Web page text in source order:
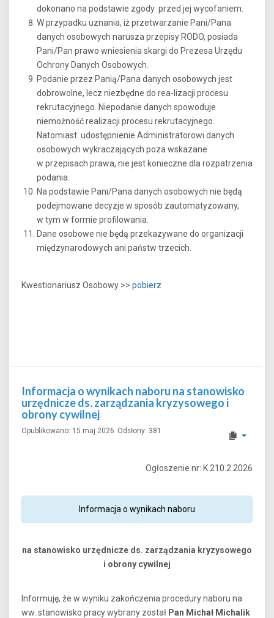
dokonano na podstawie zgody przed jej wycofaniem.
W przypadku uznania, iż przetwarzanie Pani/Pana
danych osobowych narusza przepisy RODO, posiada
Pani/Pan prawo wniesienia skargi do Prezesa Urzędu
Ochrony Danych Osobowych.
Podanie przez Panią/Pana danych osobowych jest
dobrowolne, lecz niezbędne do rea-lizacji procesu
rekrutacyjnego. Niepodanie danych spowoduje
niemożność realizacji procesu rekrutacyjnego.
Natomiast udostępnienie Administratorowi danych
osobowych wykraczających poza wskazane
w przepisach prawa, nie jest konieczne dla rozpatrzenia
podania.
Na podstawie Pani/Pana danych osobowych nie będą
podejmowane decyzje w sposób zautomatyzowany,
w tym w formie profilowania.
Dane osobowe nie będą przekazywane do organizacji
międzynarodowych ani państw trzecich.
Kwestionariusz Osobowy >> pobierz
Informacja o wynikach naboru na stanowisko
urzędnicze ds. zarządzania kryzysowego i
obrony cywilnej
Opublikowano: 15 maj 2026 Odsłony: 381
Ogłoszenie nr: K.210.2.2026
Informacja o wynikach naboru
na stanowisko urzędnicze ds. zarządzania kryzysowego
i obrony cywilnej
Informuję, że w wyniku zakończenia procedury naboru na
ww. stanowisko pracy wybrany został Pan Michał Michalik